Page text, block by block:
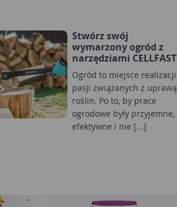
Stwórz swój
wymarzony ogród z
narzędziami CELLFAST
Ogród to miejsce realizacji
pasji związanych z uprawą
roślin. Po to, by prace
ogrodowe były przyjemne,
efektywne i nie [...]